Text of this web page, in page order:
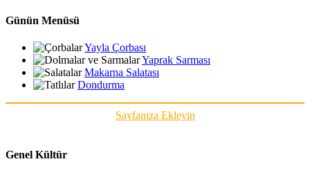
Günün Menüsü
Yayla Çorbası
Yaprak Sarması
Makarna Salatası
Dondurma
Sayfanıza Ekleyin
Genel Kültür